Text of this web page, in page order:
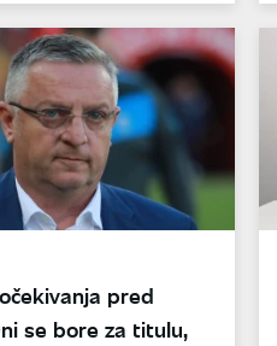
pred
se bore za titulu,